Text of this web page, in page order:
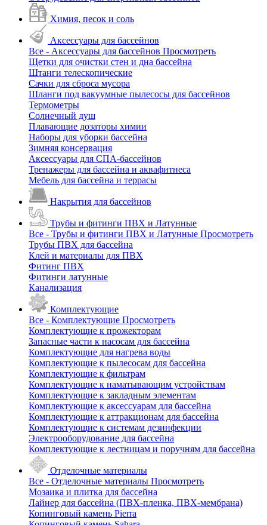
Химия, песок и соль
Аксессуары для бассейнов
Все - Аксессуары для бассейнов Просмотреть
Щетки для очистки стен и дна бассейна
Штанги телескопические
Сачки для сброса мусора
Шланги под вакуумные пылесосы для бассейнов
Термометры
Солнечный душ
Плавающие дозаторы химии
Наборы для уборки бассейна
Зимняя консервация
Аксессуары для СПА-бассейнов
Тренажеры для бассейна и аквафитнеса
Мебель для бассейна и террасы
Накрытия для бассейнов
Трубы и фитинги ПВХ и Латунные
Все - Трубы и фитинги ПВХ и Латунные Просмотреть
Трубы ПВХ для бассейна
Клей и материалы для ПВХ
Фитинг ПВХ
Фитинги латунные
Канализация
Комплектующие
Все - Комплектующие Просмотреть
Комплектующие к прожекторам
Запасные части к насосам для бассейна
Комплектующие для нагрева воды
Комплектующие к пылесосам для бассейна
Комплектующие к фильтрам
Комплектующие к наматывающим устройствам
Комплектующие к закладным элементам
Комплектующие к аксессуарам для бассейна
Комплектующие к аттракционам для бассейна
Комплектующие к системам дезинфекции
Электрооборудование для бассейна
Комплектующие к лестницам и поручням для бассейна
Отделочные материалы
Все - Отделочные материалы Просмотреть
Мозаика и плитка для бассейна
Лайнер для бассейна (ПВХ-пленка, ПВХ-мембрана)
Копинговый камень Pierra